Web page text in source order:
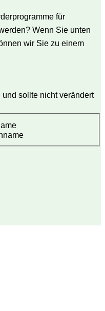
für
Wenn Sie unten
wir Sie zu einem
sollte nicht verändert